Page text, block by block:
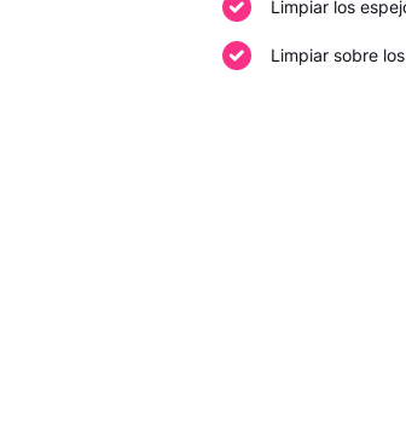
Limpiar los
Limpiar sobre